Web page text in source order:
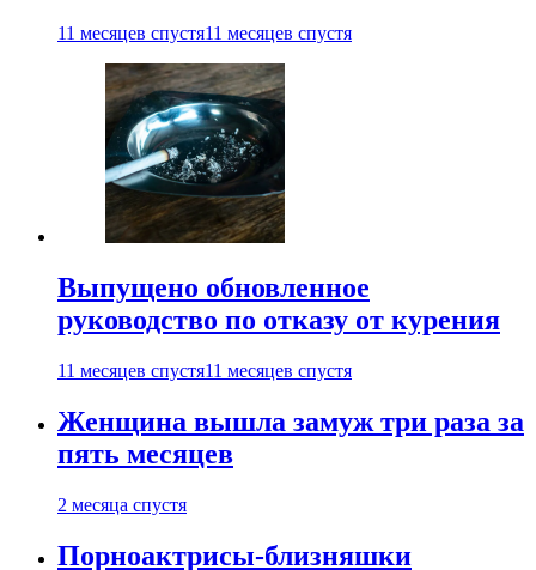
11 месяцев спустя11 месяцев спустя
Выпущено обновленное
руководство по отказу от курения
11 месяцев спустя11 месяцев спустя
Женщина вышла замуж три раза за
пять месяцев
2 месяца спустя
Порноактрисы-близняшки